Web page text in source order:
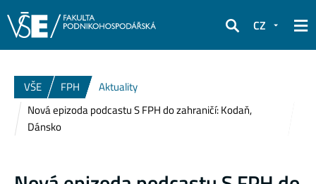
Hledat
CZ
VŠE FPH
Aktuality
Nová epizoda podcastu S FPH do zahraničí: Kodaň,
Dánsko